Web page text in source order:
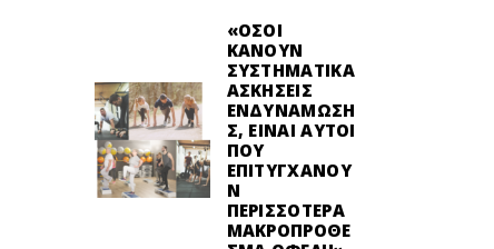
«ΌΣΟΙ
ΚΆΝΟΥΝ
ΣΥΣΤΗΜΑΤΙΚΆ
ΑΣΚΉΣΕΙΣ
ΕΝΔΥΝΆΜΩΣΗ
Σ, ΕΊΝΑΙ ΑΥΤΟΊ
ΠΟΥ
ΕΠΙΤΥΓΧΆΝΟΥ
Ν
ΠΕΡΙΣΣΌΤΕΡΑ
ΜΑΚΡΟΠΡΌΘΕ